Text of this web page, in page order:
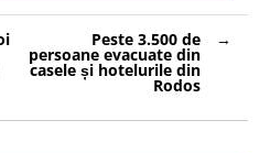
Peste 3.500 de
persoane evacuate din
casele și hotelurile din
Rodos